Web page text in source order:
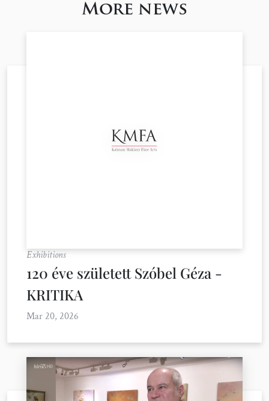
More news
Exhibitions
120 éve született Szóbel Géza -
KRITIKA
Mar 20, 2026